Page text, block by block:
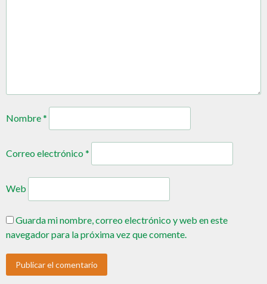
Nombre*
Correo electrónico*
Web
Guarda mi nombre, correo electrónico y web en este
navegador para la próxima vez que comente.